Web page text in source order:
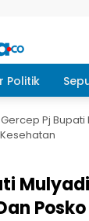
Politik
Gercep Pj Bupati